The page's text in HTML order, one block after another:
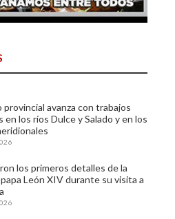
provincial avanza con trabajos
los ríos Dulce y Salado y en los
los primeros detalles de la
León XIV durante su visita a